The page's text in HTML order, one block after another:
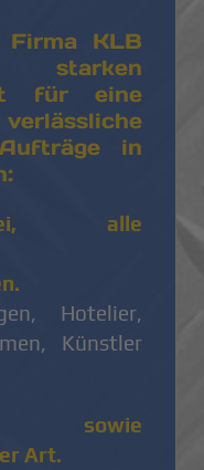
KLB
für eine
in
alle
Hotelier,
Künstler
sowie
Art.